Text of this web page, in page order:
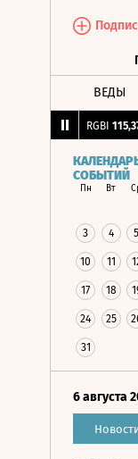
ВЕДЫ
RGBI 115,37
СОБЫТИЙ
Пн Вт
3 4 5
10 11
17 18
24 25
31
6 августа